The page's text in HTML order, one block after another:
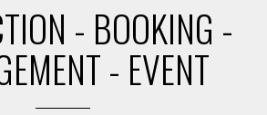
- BOOKING -
- EVENT